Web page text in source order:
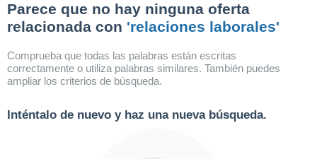
Parece que no hay ninguna oferta
relacionada con 'relaciones laborales'
Comprueba que todas las palabras están escritas
correctamente o utiliza palabras similares. También puedes
ampliar los criterios de búsqueda.
Inténtalo de nuevo y haz una nueva búsqueda.